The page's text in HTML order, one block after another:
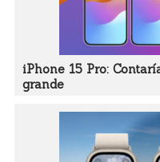
iPhone 15 Pro:
grande